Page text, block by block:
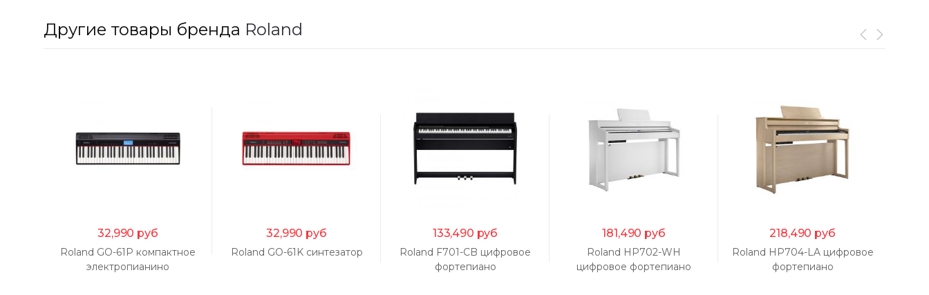
Другие товары бренда Roland
32,990 руб
Roland GO-61P компактное
электропианино
32,990 руб
Roland GO-61K синтезатор
133,490 руб
Roland F701-CB цифровое
фортепиано
181,490 руб
Roland HP702-WH
цифровое фортепиано
218,490 руб
Roland HP704-LA цифровое
фортепиано